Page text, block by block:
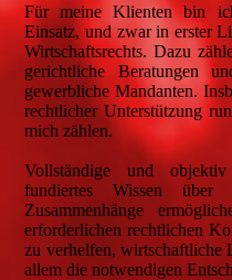
Für meine Klienten bin
Einsatz, und zwar in erster
Wirtschaftsrechts. Dazu
gerichtliche Beratungen
gewerbliche Mandanten.
rechtlicher Unterstützung
mich zählen.
Vollständige und
fundiertes Wissen über
Zusammenhänge
erforderlichen rechtlichen
zu verhelfen, wirtschaftliche
allem die notwendigen